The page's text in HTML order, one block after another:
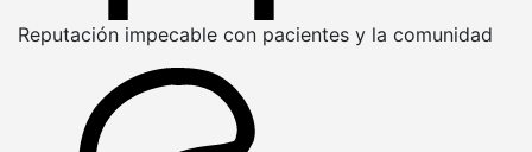
Reputación impecable con pacientes y la comunidad